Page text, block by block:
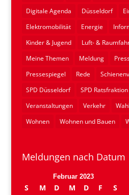
Digitale Agenda
Düsseldorf
Elektromobilität
Energie
Kinder & Jugend
Luft- &
Meine Themen
Meldung
Pressespiegel
Rede
SPD Düsseldorf
SPD Ratsfraktion
Veranstaltungen
Verkehr
Wohnen
Wohnen und Bauen
Meldungen nach Datum
Februar 2023
S M D M D F
S